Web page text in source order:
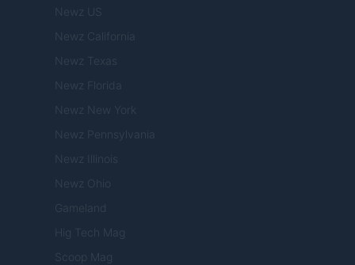
Newz US
Newz California
Newz Texas
Newz Florida
Newz New York
Newz Pennsylvania
Newz Illinois
Newz Ohio
Gameland
Hig Tech Mag
Scoop Mag